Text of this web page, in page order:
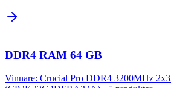
DDR4 RAM 64 GB
Vinnare: Crucial Pro DDR4 3200MHz